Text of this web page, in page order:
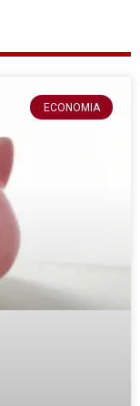
ECONOMIA